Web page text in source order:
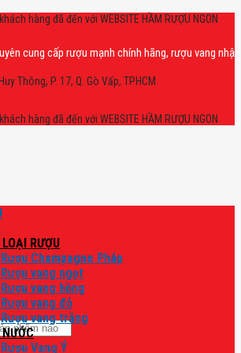
hàng đã đến với WEBSITE HẦM RƯỢU NGON
cấp rượu mạnh chính hãng, rượu vang nhập khẩu
Thông, P. 17, Q. Gò Vấp, TPHCM
hàng đã đến với WEBSITE HẦM RƯỢU NGON
RƯỢU
Rượu Champagne Pháp
Rượu vang ngọt
Rượu vang hồng
Rượu vang đỏ
Rượu vang trắng
Rượu Vang Ý